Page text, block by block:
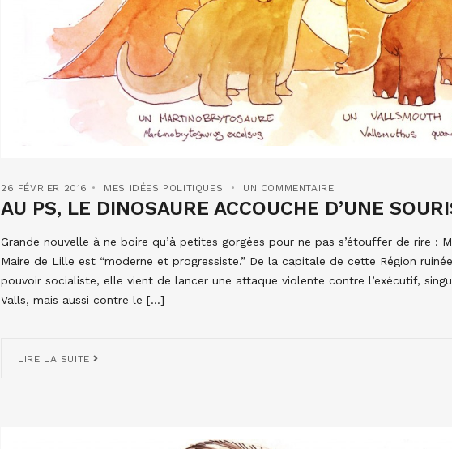
26 FÉVRIER 2016 MES IDÉES POLITIQUES UN COMMENTAIRE
AU PS, LE DINOSAURE ACCOUCHE D’UNE
Grande nouvelle à ne boire qu’à petites gorgées pour ne pas s’étouffer de rire :
Maire de Lille est “moderne et progressiste.” De la capitale de cette Région
pouvoir socialiste, elle vient de lancer une attaque violente contre l’exécutif,
Valls, mais aussi contre le […]
LIRE LA SUITE